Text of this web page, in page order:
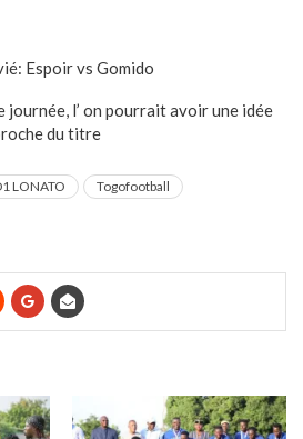
Espoir vs Gomido
journée, l’ on pourrait avoir une idée
du titre
LONATO Togofootball